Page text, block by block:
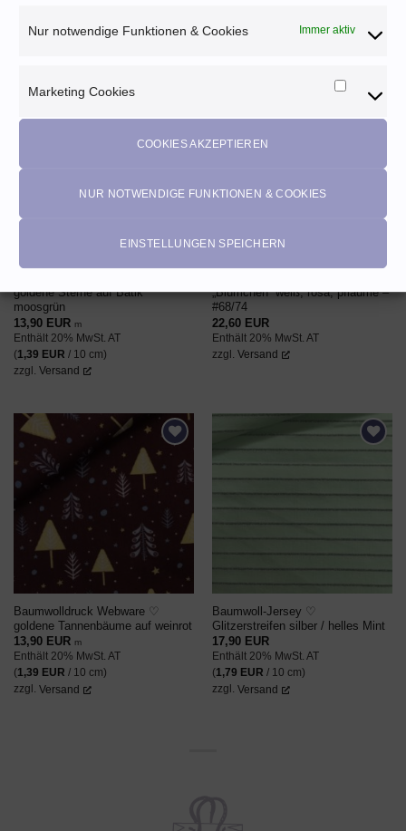
Nur notwendige Funktionen & Cookies Immer aktiv
Marketing Cookies
Cookies
COOKIES AKZEPTIEREN
NUR NOTWENDIGE FUNKTIONEN & COOKIES
EINSTELLUNGEN SPEICHERN
WUNSCHZETTEL
goldene Sterne auf Batik
moosgrün
13,90 EUR m
Enthält 20% MwSt. AT
(1,39 EUR / 10 cm)
zzgl. Versand
„Blümchen“ weiß, rosa, pflaume –
#68/74
22,60 EUR
Enthält 20% MwSt. AT
zzgl. Versand
AUF DEN
WUNSCHZETTEL
Baumwolldruck Webware ♡
goldene Tannenbäume auf weinrot
13,90 EUR m
Enthält 20% MwSt. AT
(1,39 EUR / 10 cm)
zzgl. Versand
Baumwoll-Jersey ♡
Glitzerstreifen silber / helles Mint
17,90 EUR
Enthält 20% MwSt. AT
(1,79 EUR / 10 cm)
zzgl. Versand